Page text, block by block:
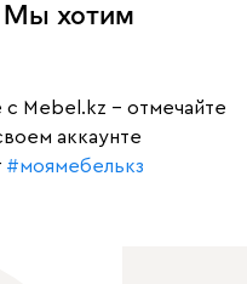
Мы хотим
Mebel.kz – отмечайте
аккаунте
#моямебелькз